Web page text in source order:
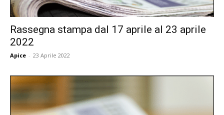
Rassegna stampa dal 17 aprile al 23 aprile
2022
Apice - 23 Aprile 2022